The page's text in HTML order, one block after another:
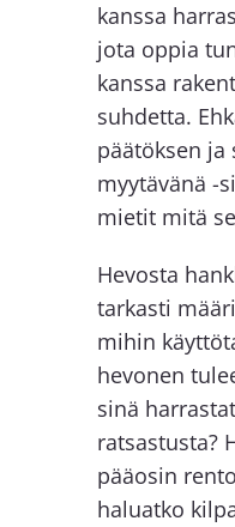
kanssa
jota oppia
kanssa
suhdetta.
päätöksen ja
myytävänä -
mietit mitä
Hevosta
tarkasti
mihin
hevonen
sinä
ratsastusta?
pääosin
haluatko